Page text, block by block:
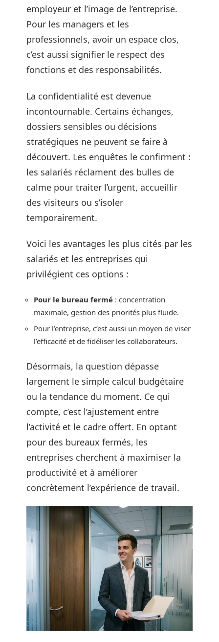
employeur et l’image de l’entreprise.
Pour les managers et les
professionnels, avoir un espace clos,
c’est aussi signifier le respect des
fonctions et des responsabilités.
La confidentialité est devenue
incontournable. Certains échanges,
dossiers sensibles ou décisions
stratégiques ne peuvent se faire à
découvert. Les enquêtes le confirment :
les salariés réclament des bulles de
calme pour traiter l’urgent, accueillir
des visiteurs ou s’isoler
temporairement.
Voici les avantages les plus cités par les
salariés et les entreprises qui
privilégient ces options :
Pour le bureau fermé : concentration
maximale, gestion des priorités plus fluide.
Pour l’entreprise, c’est aussi un moyen de viser
l’efficacité et de fidéliser les collaborateurs.
Désormais, la question dépasse
largement le simple calcul budgétaire
ou la tendance du moment. Ce qui
compte, c’est l’ajustement entre
l’activité et le cadre offert. En optant
pour des bureaux fermés, les
entreprises cherchent à maximiser la
productivité et à améliorer
concrètement l’expérience de travail.